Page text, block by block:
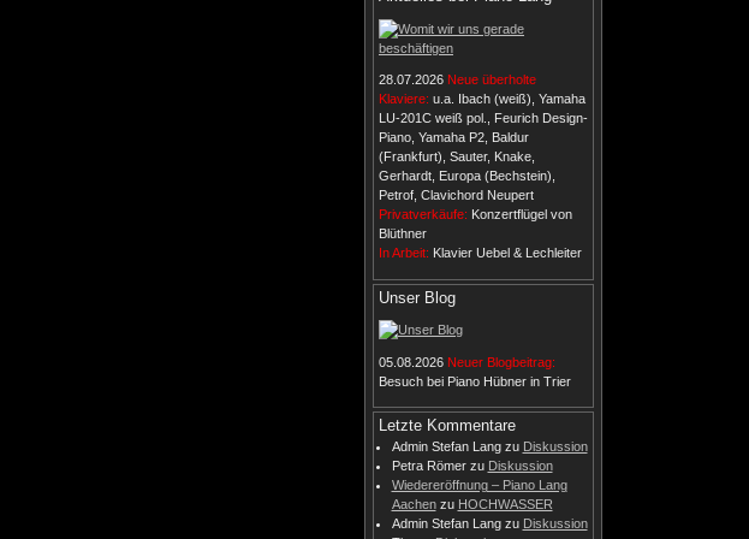
28.07.2026 Neue überholte
Klaviere: u.a. Ibach (weiß), Yamaha
LU-201C weiß pol., Feurich Design-
Piano, Yamaha P2, Baldur
(Frankfurt), Sauter, Knake,
Gerhardt, Europa (Bechstein),
Petrof, Clavichord Neupert
Privatverkäufe: Konzertflügel von
Blüthner
In Arbeit: Klavier Uebel & Lechleiter
Unser Blog
05.08.2026 Neuer Blogbeitrag:
Besuch bei Piano Hübner in Trier
Letzte Kommentare
Admin Stefan Langzu Diskussion
Petra Römerzu Diskussion
Wiedereröffnung – Piano Lang
Aachenzu HOCHWASSER
Admin Stefan Langzu Diskussion